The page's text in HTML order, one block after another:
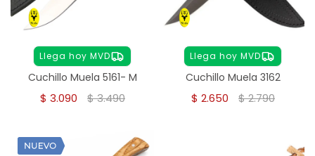
Llega hoy MVD
Cuchillo Muela 5161- M
$ 3.090 $3.490
Llega hoy MVD
Cuchillo Muela 3162
$ 2.650 $2.790